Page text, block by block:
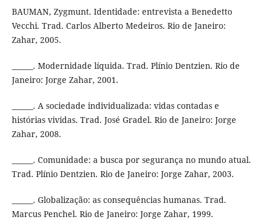
BAUMAN, Zygmunt. Identidade: entrevista a Benedetto
Vecchi. Trad. Carlos Alberto Medeiros. Rio de Janeiro:
Zahar, 2005.
______. Modernidade líquida. Trad. Plínio Dentzien. Rio de
Janeiro: Jorge Zahar, 2001.
______. A sociedade individualizada: vidas contadas e
histórias vividas. Trad. José Gradel. Rio de Janeiro: Jorge
Zahar, 2008.
______. Comunidade: a busca por segurança no mundo atual.
Trad. Plínio Dentzien. Rio de Janeiro: Jorge Zahar, 2003.
______. Globalização: as consequências humanas. Trad.
Marcus Penchel. Rio de Janeiro: Jorge Zahar, 1999.